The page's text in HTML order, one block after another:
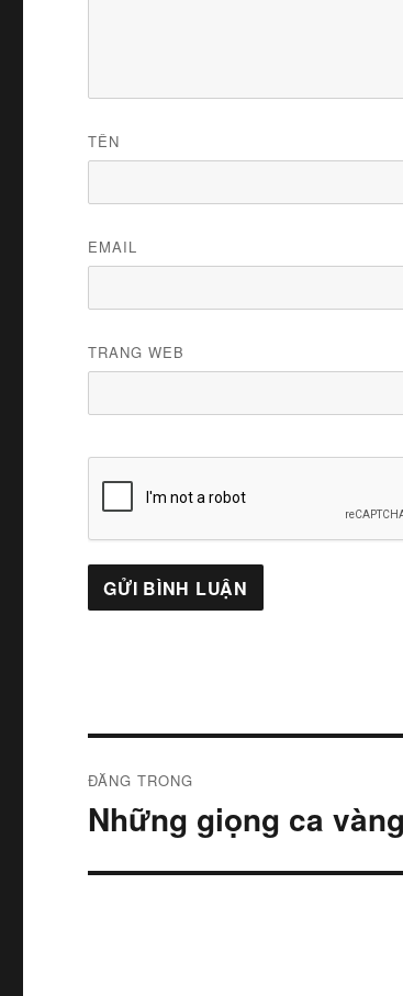
TÊN
EMAIL
TRANG WEB
hướng
ĐĂNG TRONG
Những giọng ca